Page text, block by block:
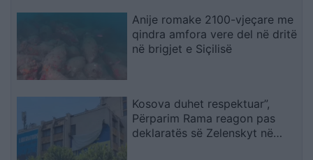
Anije romake 2100-vjeçare me
qindra amfora vere del në dritë
në brigjet e Siçilisë
Kosova duhet respektuar”,
Përparim Rama reagon pas
deklaratës së Zelenskyt në